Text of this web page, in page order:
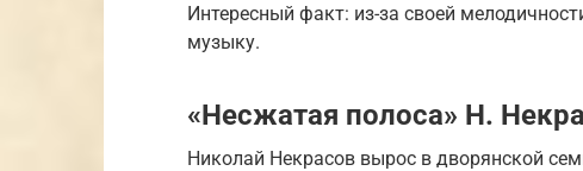
Интересный факт: из-за своей
музыку.
«Несжатая полоса» Н.
Николай Некрасов вырос в дворянской